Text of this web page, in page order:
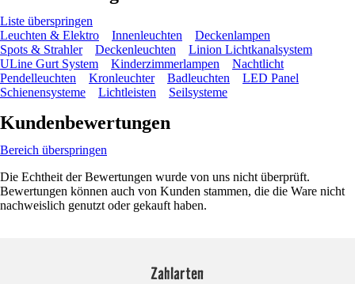
Liste überspringen
Leuchten & Elektro
Innenleuchten
Deckenlampen
Spots & Strahler
Deckenleuchten
Linion Lichtkanalsystem
ULine Gurt System
Kinderzimmerlampen
Nachtlicht
Pendelleuchten
Kronleuchter Badleuchten
LED Panel
Schienensysteme
Lichtleisten Seilsysteme
Kundenbewertungen
Bereich überspringen
Die Echtheit der Bewertungen wurde von uns nicht überprüft.
Bewertungen können auch von Kunden stammen, die die Ware nicht
nachweislich genutzt oder gekauft haben.
Zahlarten